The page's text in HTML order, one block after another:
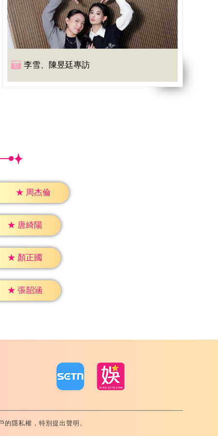
李雪、陳昱廷專訪
★ 周杰倫
★ 唐綺陽
★ 顏正國
★ 張韶涵
宗路一段159號 02-8792-8888
隱私權，特別提出聲明。